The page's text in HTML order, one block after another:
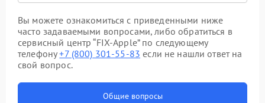
Вы можете ознакомиться с приведенными ниже
часто задаваемыми вопросами, либо обратиться в
сервисный центр “FIX-Apple” по следующему
телефону+7 (800) 301-55-83 если не нашли ответ на
свой вопрос.
Общие вопросы